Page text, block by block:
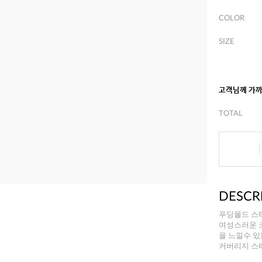
COLOR
SIZE
고객님께 가
TOTAL
푸딩몰드 스
여성스러운
을 느낄수
커버리지 스